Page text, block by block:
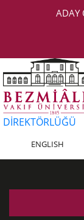
ADAY
DİREKTÖRLÜĞÜ
ENGLISH